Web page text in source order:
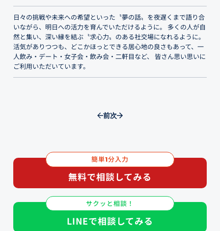
日々の挑戦や未来への希望といった〝夢の話〟を夜遅くまで語り合
いながら、明日への活力を育んでいただけるように。 多くの人が自
然と集い、深い縁を結ぶ〝求心力〟のある社交場になれるように。
活気がありつつも、どこかほっとできる居心地の良さもあって、一
人飲み・デート・女子会・飲み会・二軒目など、 皆さん思い思いに
ご利用いただいています。
前次
簡単1分入力
無料で相談してみる
サクッと相談！
LINEで相談してみる